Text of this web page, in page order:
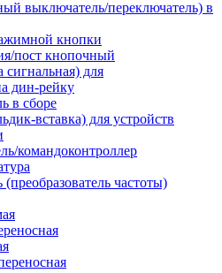
выключатель/переключатель) в
кнопки
пост кнопочный
для
дин-рейку
в сборе
вставка) для устройств
командоконтроллер
частоты)